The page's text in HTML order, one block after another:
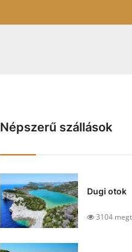
Népszerű szállások
Dugi otok
3104